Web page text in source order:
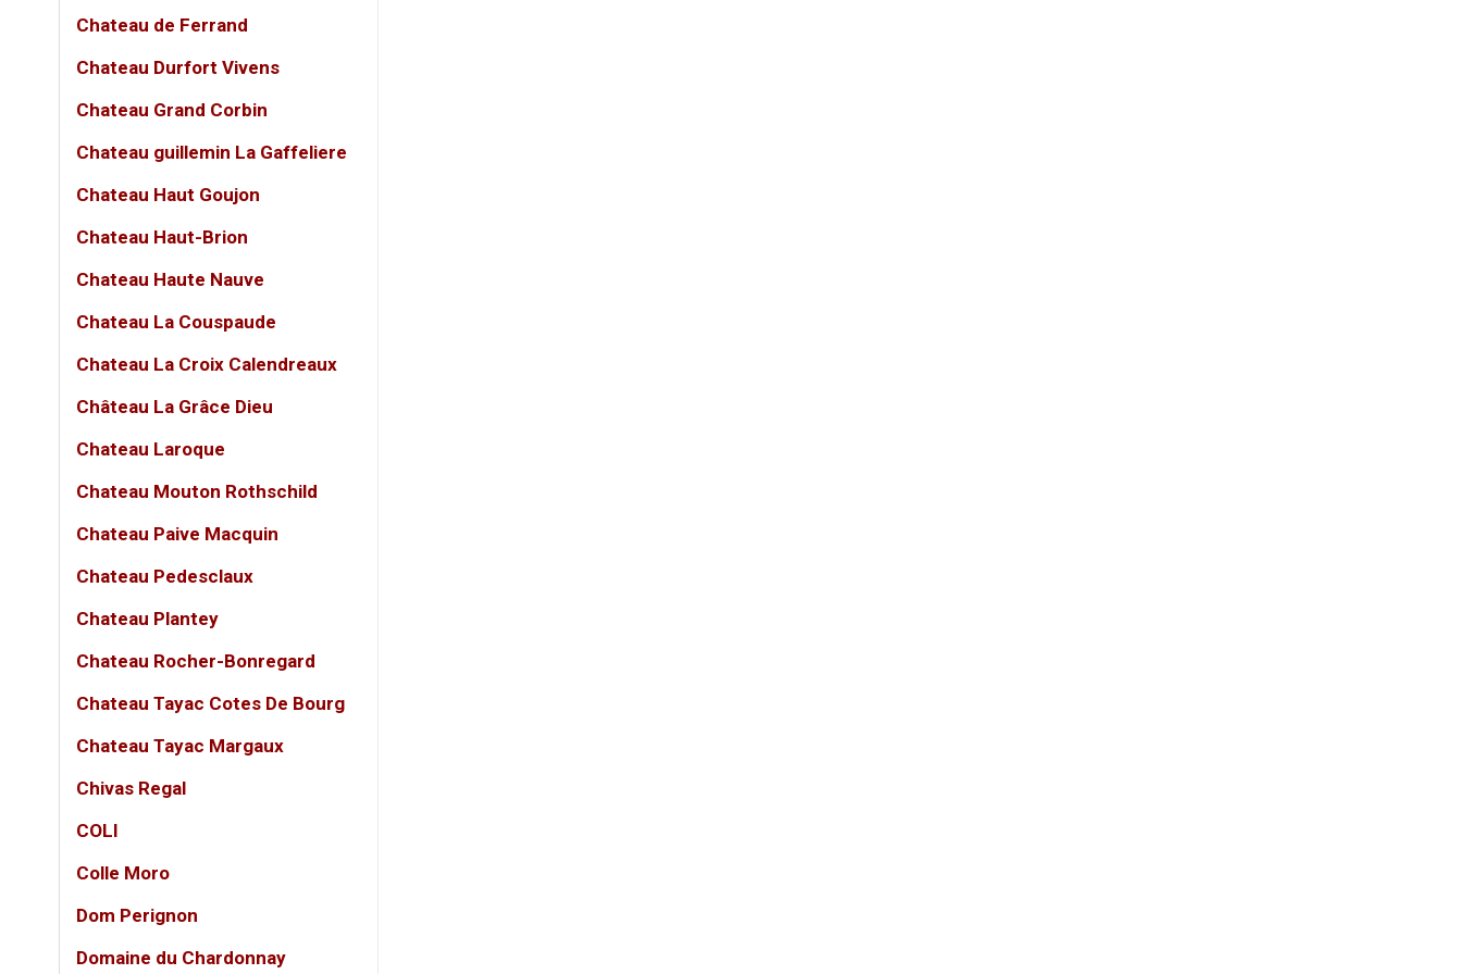
Chateau de Ferrand
Chateau Durfort Vivens
Chateau Grand Corbin
Chateau guillemin La Gaffeliere
Chateau Haut Goujon
Chateau Haut-Brion
Chateau Haute Nauve
Chateau La Couspaude
Chateau La Croix Calendreaux
Château La Grâce Dieu
Chateau Laroque
Chateau Mouton Rothschild
Chateau Paive Macquin
Chateau Pedesclaux
Chateau Plantey
Chateau Rocher-Bonregard
Chateau Tayac Cotes De Bourg
Chateau Tayac Margaux
Chivas Regal
COLI
Colle Moro
Dom Perignon
Domaine du Chardonnay